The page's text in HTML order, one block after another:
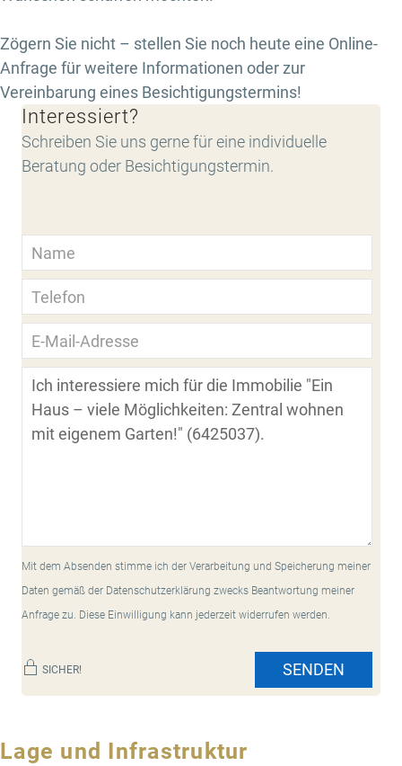
Zögern Sie nicht – stellen Sie noch heute eine Online-
Anfrage für weitere Informationen oder zur
Vereinbarung eines Besichtigungstermins!
Interessiert?
Schreiben Sie uns gerne für eine individuelle
Beratung oder Besichtigungstermin.
Mit dem Absenden stimme ich der Verarbeitung und Speicherung meiner
Daten gemäß der Datenschutzerklärung zwecks Beantwortung meiner
Anfrage zu. Diese Einwilligung kann jederzeit widerrufen werden.
SICHER! SENDEN
Lage und Infrastruktur